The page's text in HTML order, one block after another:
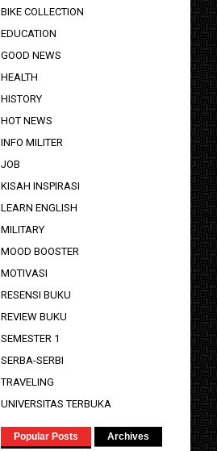
BIKE COLLECTION
EDUCATION
GOOD NEWS
HEALTH
HISTORY
HOT NEWS
INFO MILITER
JOB
KISAH INSPIRASI
LEARN ENGLISH
MILITARY
MOOD BOOSTER
MOTIVASI
RESENSI BUKU
REVIEW BUKU
SEMESTER 1
SERBA-SERBI
TRAVELING
UNIVERSITAS TERBUKA
Popular Posts Archives